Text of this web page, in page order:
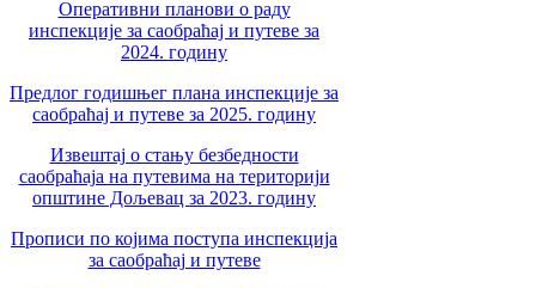
Оперативни планови о раду
инспекције за саобраћај и путеве за
2024. годину
Предлог годишњег плана инспекције за
саобраћај и путеве за 2025. годину
Извештај о стању безбедности
саобраћаја на путевима на територији
општине Дољевац за 2023. годину
Прописи по којима поступа инспекција
за саобраћај и путеве